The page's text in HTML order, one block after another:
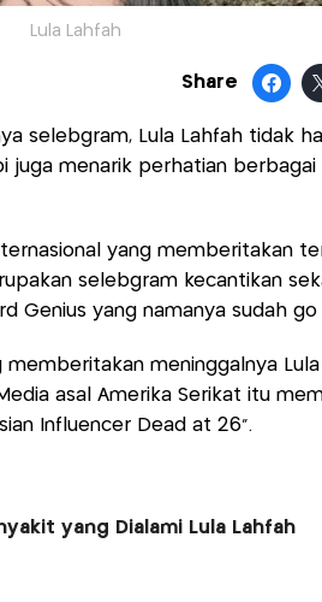
Lula Lahfah
Share
selebgram, Lula Lahfah tidak
juga menarik perhatian
yang memberitakan
selebgram kecantikan
Genius yang namanya sudah go
meninggalnya
asal Amerika Serikat itu
Influencer Dead at 26”.
yang Dialami Lula Lahfah